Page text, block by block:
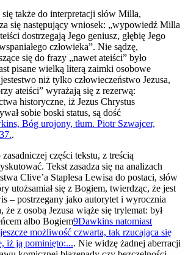
także do interpretacji słów Milla,
się następujący wniosek: „wypowiedź Milla
dostrzegają Jego geniusz, głębię Jego
człowieka”. Nie sądzę,
się do frazy „nawet ateiści” było
pisane wielką literą zaimki osobowe
niż tylko człowieczeństwo Jezusa,
ateiści” wyrażają się z rezerwą:
historyczne, iż Jezus Chrystus
sobie boski status, są dość
Bóg urojony, tłum. Piotr Szwajcer,
.
części tekstu, z treścią
Tekst zasadza się na analizach
Clive’a Staplesa Lewisa do postaci, słów
utożsamiał się z Bogiem, twierdząc, że jest
– postrzegany jako autorytet i wyrocznia
z osobą Jezusa wiąże się trylemat: był
albo Bogiem9Dawkins natomiast
możliwość czwarta, tak rzucająca się
iż ją pominięto:.... Nie widzę żadnej aberracji